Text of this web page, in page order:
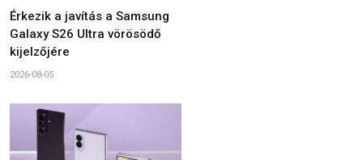
Érkezik a javítás a Samsung
Galaxy S26 Ultra vörösödő
kijelzőjére
2026-08-05